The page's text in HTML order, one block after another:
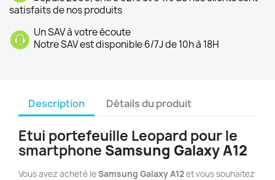
satisfaits de nos produits
Un SAV à votre écoute
Notre SAV est disponible 6/7J de 10h à 18H
Description Détails du produit
Etui portefeuille Leopard pour le
smartphone Samsung Galaxy A12
Vous avez acheté leSamsung Galaxy A12et vous souhaitez